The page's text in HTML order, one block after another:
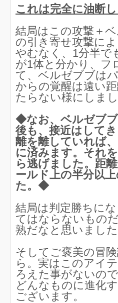
これは完全に油断し
結局はこの攻撃＋
の引き寄せ攻撃によ
やむなく、1分半で
が1体と分かり、フ
て、ベルゼブブは
からの覚醒は遠い
たらない様にしまし
◆なお、ベルゼブ
後も、接近はして
離を離していれば
に済みます。それ
ら逃げました。距
ールド上の半分以
た。◆
結局は判定勝ちに
てはならないもの
熟だなと思いました
そしてご褒美の冒
ら。実はこのアイ
ろえた事がないので
どんなものに進化
ございます。